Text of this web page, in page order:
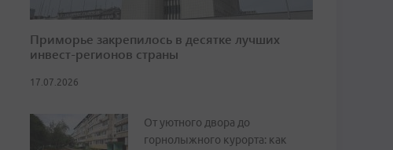
Приморье закрепилось в десятке лучших
инвест-регионов страны
17.07.2026
От уютного двора до
горнолыжного курорта: как